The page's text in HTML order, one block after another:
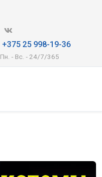
+375 25 998-19-36
Пн. - Вс. - 24/7/365